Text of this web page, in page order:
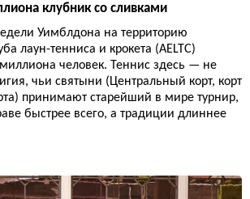
клубник со сливками
Уимблдона на территорию
лаун-тенниса и крокета (AELTC)
человек. Теннис здесь — не
чьи святыни (Центральный корт, корт
принимают старейший в мире турнир,
быстрее всего, а традиции длиннее